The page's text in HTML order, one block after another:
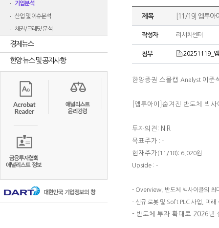
기업분석
산업 및 이슈분석
채권/크레딧 분석
경제뉴스
한양 뉴스 및 공지사항
제목 [11/19] 엠투아
작성자 리서치센터
첨부 20251119_
한양증권 스몰캡 Analyst 이준
[엠투아이]숨겨진 반도체 빅
투자의견: N.R
목표주가 : -
현재주가(11/18): 6,020원
Upside : -
- Overview, 반도체 빅사이클의 최
- 신규 로봇 및 Soft PLC 사업, 미래
- 반도체 투자 확대로 2026년